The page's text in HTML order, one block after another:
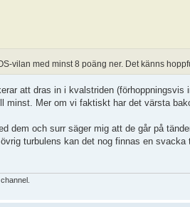
vilan med minst 8 poäng ner. Det känns
att dras in i kvalstriden (förhoppningsvis
minst. Mer om vi faktiskt har det värsta
dem och surr säger mig att de går på
turbulens kan det nog finnas en